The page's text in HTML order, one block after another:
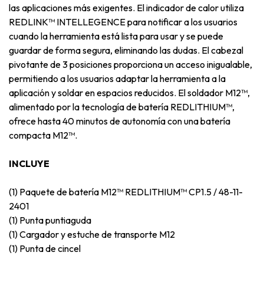
las aplicaciones más exigentes. El indicador de calor utiliza
REDLINK™ INTELLEGENCE para notificar a los usuarios
cuando la herramienta está lista para usar y se puede
guardar de forma segura, eliminando las dudas. El cabezal
pivotante de 3 posiciones proporciona un acceso inigualable,
permitiendo a los usuarios adaptar la herramienta a la
aplicación y soldar en espacios reducidos. El soldador M12™,
alimentado por la tecnología de batería REDLITHIUM™,
ofrece hasta 40 minutos de autonomía con una batería
compacta M12™.
INCLUYE
(1) Paquete de batería M12™ REDLITHIUM™ CP1.5 / 48-11-
2401
(1) Punta puntiaguda
(1) Cargador y estuche de transporte M12
(1) Punta de cincel